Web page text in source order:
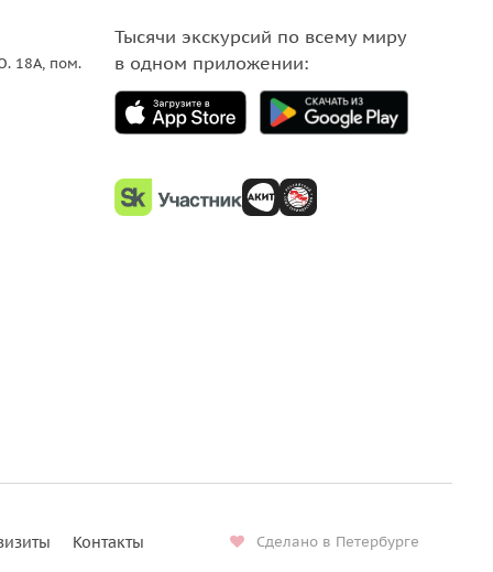
18A, пом.
Тысячи экскурсий по всему миру
в одном приложении:
Контакты Сделано в Петербурге